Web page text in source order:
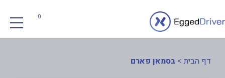
0
דף הבית > בסמאן פארם